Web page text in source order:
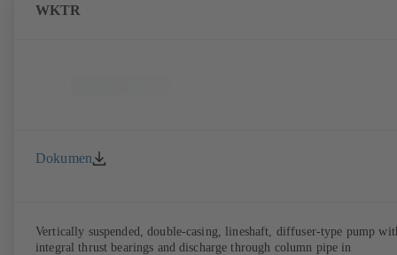
WKTR
Dokumen
Vertically suspended, double-casing, lineshaft, diffuser-type pump
integral thrust bearings and discharge through column pipe in